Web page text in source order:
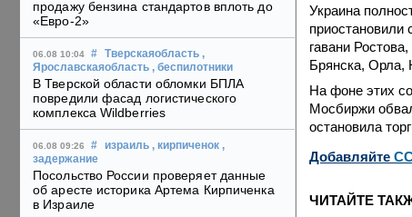
продажу бензина стандартов вплоть до
«Евро-2»
06.08 10:04 # Тверскаяобласть ,
Ярославскаяобласть , беспилотники
В Тверской области обломки БПЛА
повредили фасад логистического
комплекса Wildberries
06.08 09:26 # израиль , кирпиченок ,
задержание
Посольство России проверяет данные
об аресте историка Артема Кирпиченка
в Израиле
Украина
приостановили
гавани
Брянска, Орла,
На фоне этих
Мосбиржи
остановила
Добавляйте
ЧИТАЙТЕ